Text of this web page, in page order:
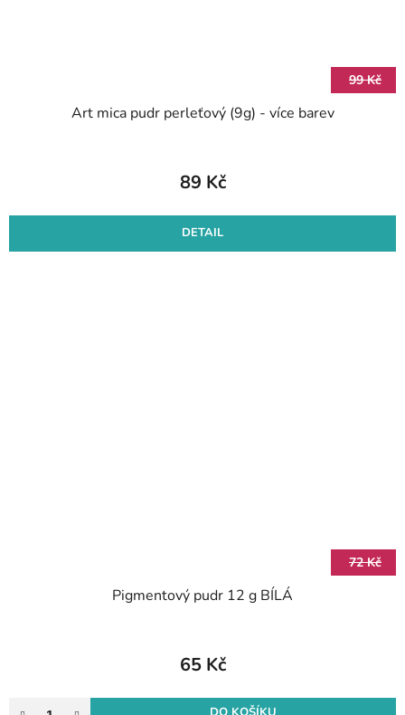
99 Kč
Art mica pudr perleťový (9g) - více barev
89 Kč
DETAIL
72 Kč
Pigmentový pudr 12 g BÍLÁ
65 Kč